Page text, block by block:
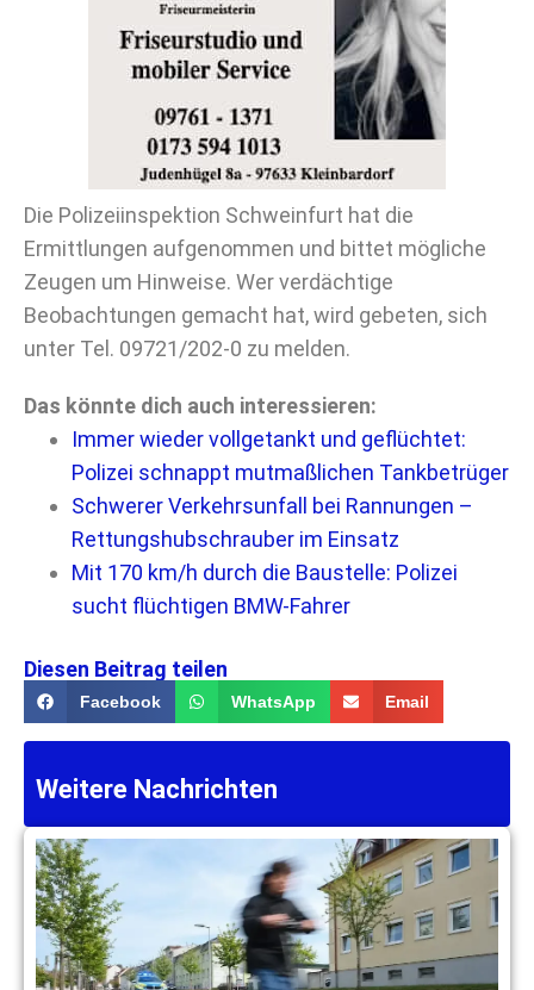
Die Polizeiinspektion Schweinfurt hat die
Ermittlungen aufgenommen und bittet mögliche
Zeugen um Hinweise. Wer verdächtige
Beobachtungen gemacht hat, wird gebeten, sich
unter Tel. 09721/202-0 zu melden.
Das könnte dich auch interessieren:
Immer wieder vollgetankt und geflüchtet:
Polizei schnappt mutmaßlichen Tankbetrüger
Schwerer Verkehrsunfall bei Rannungen –
Rettungshubschrauber im Einsatz
Mit 170 km/h durch die Baustelle: Polizei
sucht flüchtigen BMW-Fahrer
Diesen Beitrag teilen
Facebook WhatsApp Email
Weitere Nachrichten